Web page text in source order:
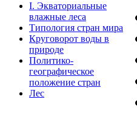
I. Экваториальные
влажные леса
Типология стран мира
Круговорот воды в
природе
Политико-
географическое
положение стран
Лес